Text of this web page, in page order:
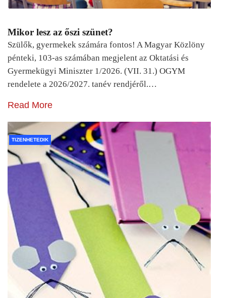
Mikor lesz az őszi szünet?
Szülők, gyermekek számára fontos! A Magyar Közlöny
pénteki, 103-as számában megjelent az Oktatási és
Gyermekügyi Miniszter 1/2026. (VII. 31.) OGYM
rendelete a 2026/2027. tanév rendjéről.…
Read More
TIZENHETEDIK